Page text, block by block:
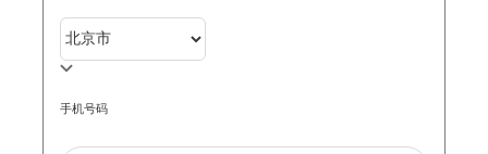
手机号码